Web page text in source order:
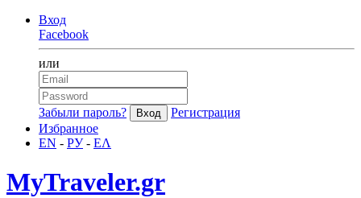
Вход
Facebook
или
Забыли пароль?
Регистрация
Избранное
EN - РУ- ΕΛ
MyTraveler.gr